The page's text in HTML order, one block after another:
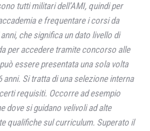
tutti militari dell’AMI, quindi per
e frequentare i corsi da
che significa un dato livello di
per accedere tramite concorso alle
essere presentata una sola volta
anni. Si tratta di una selezione interna
requisiti. Occorre ad esempio
dove si guidano velivoli ad alte
qualifiche sul curriculum. Superato il